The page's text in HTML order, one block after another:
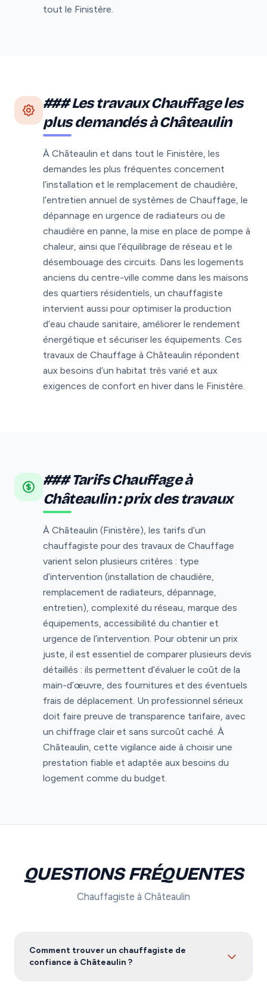
tout le Finistère.
### Les travaux Chauffage les
plus demandés à Châteaulin
À Châteaulin et dans tout le Finistère, les
demandes les plus fréquentes concernent
l’installation et le remplacement de chaudière,
l’entretien annuel de systèmes de Chauffage, le
dépannage en urgence de radiateurs ou de
chaudière en panne, la mise en place de pompe à
chaleur, ainsi que l’équilibrage de réseau et le
désembouage des circuits. Dans les logements
anciens du centre-ville comme dans les maisons
des quartiers résidentiels, un chauffagiste
intervient aussi pour optimiser la production
d’eau chaude sanitaire, améliorer le rendement
énergétique et sécuriser les équipements. Ces
travaux de Chauffage à Châteaulin répondent
aux besoins d’un habitat très varié et aux
exigences de confort en hiver dans le Finistère.
### Tarifs Chauffage à
Châteaulin : prix des travaux
À Châteaulin (Finistère), les tarifs d’un
chauffagiste pour des travaux de Chauffage
varient selon plusieurs critères : type
d’intervention (installation de chaudière,
remplacement de radiateurs, dépannage,
entretien), complexité du réseau, marque des
équipements, accessibilité du chantier et
urgence de l’intervention. Pour obtenir un prix
juste, il est essentiel de comparer plusieurs devis
détaillés : ils permettent d’évaluer le coût de la
main-d’œuvre, des fournitures et des éventuels
frais de déplacement. Un professionnel sérieux
doit faire preuve de transparence tarifaire, avec
un chiffrage clair et sans surcoût caché. À
Châteaulin, cette vigilance aide à choisir une
prestation fiable et adaptée aux besoins du
logement comme du budget.
QUESTIONS FRÉQUENTES
Chauffagiste à Châteaulin
Comment trouver un chauffagiste de
confiance à Châteaulin ?